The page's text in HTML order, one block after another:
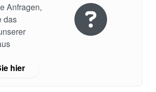
Anfragen,
das
hier